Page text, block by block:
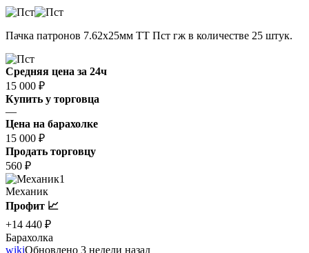
Пачка патронов 7.62x25мм ТТ Пст гж в количестве 25 штук.
Средняя цена за 24ч
15 000 ₽
Купить у торговца
—
Цена на барахолке
15 000 ₽
Продать торговцу
560 ₽
1
Механик
Профит 📈
+14 440 ₽
Барахолка
wikiОбновлено 3 недели назад